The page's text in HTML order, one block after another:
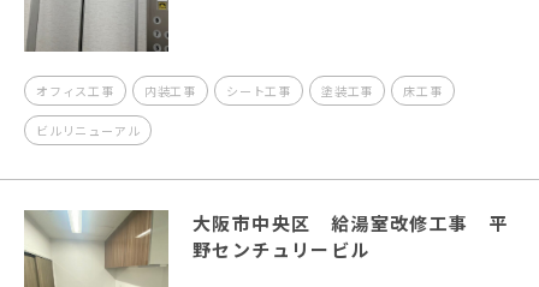
オフィス工事 内装工事 シート工事 塗装工事 床工事
ビルリニューアル
大阪市中央区 給湯室改修工事 平
野センチュリービル